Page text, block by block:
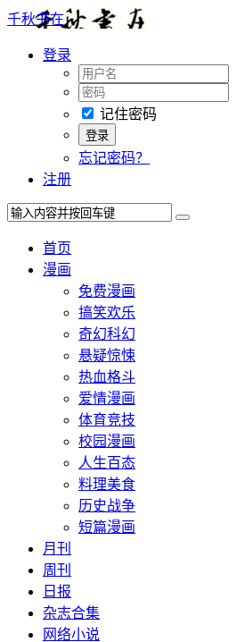
千秋书在
登录
记住密码
忘记密码？
注册
首页
漫画
免费漫画
搞笑欢乐
奇幻科幻
悬疑惊悚
热血格斗
爱情漫画
体育竞技
校园漫画
人生百态
料理美食
历史战争
短篇漫画
月刊
周刊
日报
杂志合集
网络小说